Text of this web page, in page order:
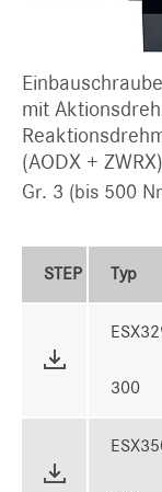
mit
(AODX + ZWRX)
Gr. 3 (bis 500
STEP Typ
300